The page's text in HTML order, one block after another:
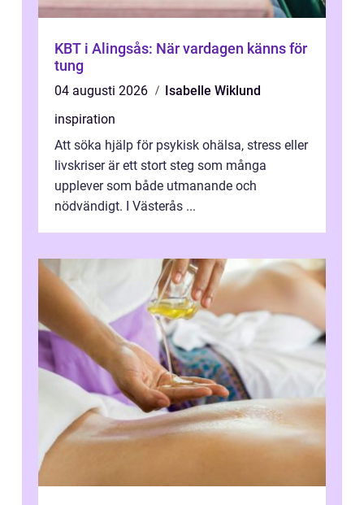
KBT i Alingsås: När vardagen känns för
tung
04 augusti 2026
Isabelle Wiklund
inspiration
Att söka hjälp för psykisk ohälsa, stress eller
livskriser är ett stort steg som många
upplever som både utmanande och
nödvändigt. I Västerås ...